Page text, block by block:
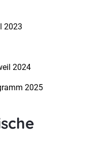
2023
2024
2025